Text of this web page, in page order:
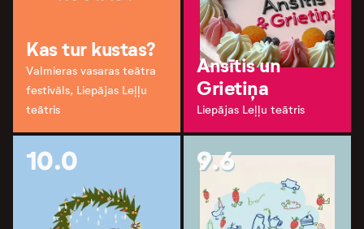
Kas tur kustas?
Valmieras vasaras teātra
festivāls, Liepājas Leļļu
teātris
Ansītis un
Grietiņa
Liepājas Leļļu teātris
10.0 9.6